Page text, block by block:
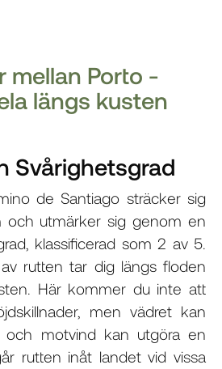
mellan Porto -
längs kusten
Svårighetsgrad
de Santiago sträcker sig
och utmärker sig genom en
klassificerad som 2 av 5.
rutten tar dig längs floden
Här kommer du inte att
men vädret kan
och motvind kan utgöra en
rutten inåt landet vid vissa